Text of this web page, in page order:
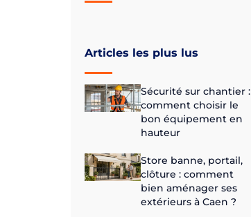
Articles les plus lus
Sécurité sur chantier :
comment choisir le
bon équipement en
hauteur
Store banne, portail,
clôture : comment
bien aménager ses
extérieurs à Caen ?